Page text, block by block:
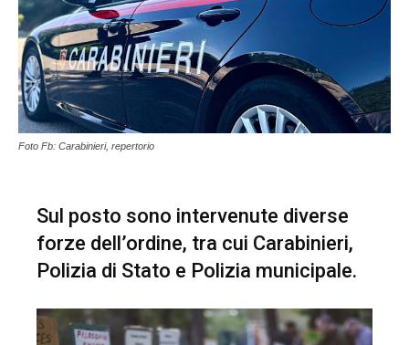
Foto Fb: Carabinieri, repertorio
Sul posto sono intervenute diverse
forze dell’ordine, tra cui Carabinieri,
Polizia di Stato e Polizia municipale.